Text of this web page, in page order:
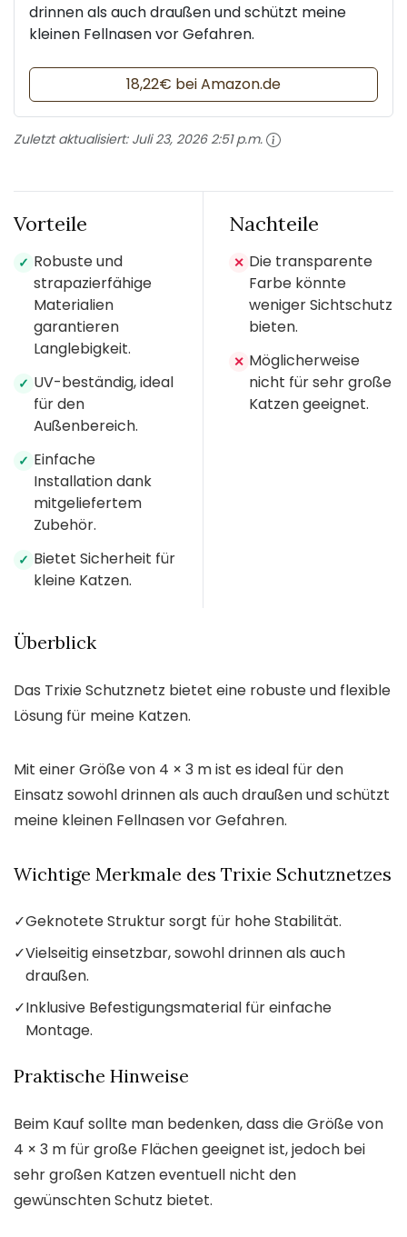
drinnen als auch draußen und schützt meine
kleinen Fellnasen vor Gefahren.
18,22€ bei Amazon.de
Zuletzt aktualisiert: Juli 23, 2026 2:51 p.m.
Vorteile
✓ Robuste und
strapazierfähige
Materialien
garantieren
Langlebigkeit.
✓ UV-beständig, ideal
für den
Außenbereich.
✓ Einfache
Installation dank
mitgeliefertem
Zubehör.
✓ Bietet Sicherheit für
kleine Katzen.
Nachteile
✕ Die transparente
Farbe könnte
weniger Sichtschutz
bieten.
✕ Möglicherweise
nicht für sehr große
Katzen geeignet.
Überblick
Das Trixie Schutznetz bietet eine robuste und flexible
Lösung für meine Katzen.
Mit einer Größe von 4 × 3 m ist es ideal für den
Einsatz sowohl drinnen als auch draußen und schützt
meine kleinen Fellnasen vor Gefahren.
Wichtige Merkmale des Trixie Schutznetzes
✓Geknotete Struktur sorgt für hohe Stabilität.
✓Vielseitig einsetzbar, sowohl drinnen als auch
draußen.
✓Inklusive Befestigungsmaterial für einfache
Montage.
Praktische Hinweise
Beim Kauf sollte man bedenken, dass die Größe von
4 × 3 m für große Flächen geeignet ist, jedoch bei
sehr großen Katzen eventuell nicht den
gewünschten Schutz bietet.